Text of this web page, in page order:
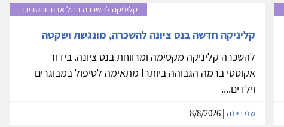
קליניקה להשכרה בתל אביב והסביבה
קליניקה חדשה בנס ציונה להשכרה, מונגשת ושקטה
להשכרה קליניקה מקסימה ומרווחת בנס ציונה. בידוד
אקוסטי ברמה הגבוהה ביותר! מתאימה לטיפול במבוגרים
וילדים....
שני ריינה | 8/8/2026